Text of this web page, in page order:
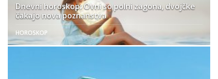
Dnevni horoskop: Ovni so polni zagona, dvojčke
čakajo nova poznanstva
HOROSKOP